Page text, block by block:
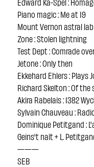
Piano magic : Me at 19
Mount Vernon astral
Zone : Stolen lightning
Test Dept : Comrade
Jetone : Only then
Ekkehard Ehlers : Plays
Richard Skelton : Of the
Akira Rabelais : 1382
Sylvain Chauveau :
Dominique Petitgand :
Geins't naït + L.
———
SEB